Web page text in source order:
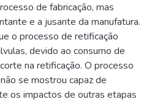
de fabricação, mas
e a jusante da manufatura.
o processo de retificação
devido ao consumo de
na retificação. O processo
se mostrou capaz de
os impactos de outras etapas